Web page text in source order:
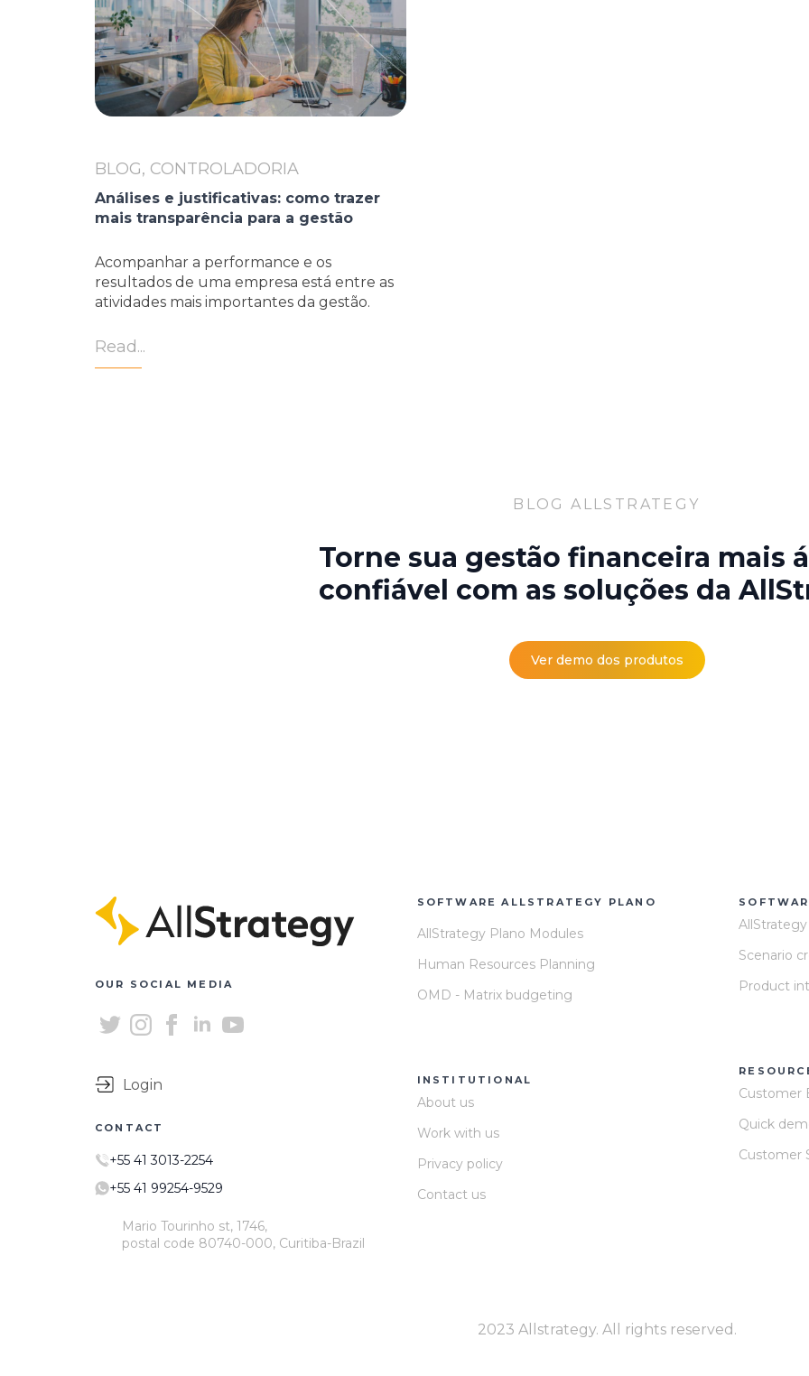
BLOG, CONTROLADORIA
Análises e justificativas: como trazer
mais transparência para a gestão
Acompanhar a performance e os
resultados de uma empresa está entre as
atividades mais importantes da gestão.
Read...
BLOG ALLSTRATEGY
Torne sua gestão financeira mais
confiável com as soluções da
Ver demo dos produtos
OUR SOCIAL MEDIA
Login
CONTACT
+55 41 3013-2254
+55 41 99254-9529
Mario Tourinho st, 1746,
postal code 80740-000, Curitiba-Brazil
SOFTWARE ALLSTRATEGY PLANO
AllStrategy Plano Modules
Human Resources Planning
OMD - Matrix budgeting
INSTITUTIONAL
About us
Work with us
Privacy policy
Contact us
Scenario
Product
Customer
Quick
Customer
2023 Allstrategy. All rights reserved.